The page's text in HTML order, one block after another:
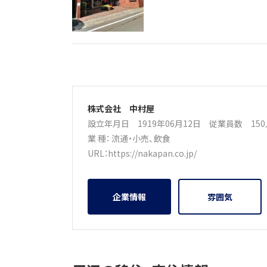
株式会社 中村屋
設立年月日 1919年06月12日 従業員数
業 種： 流通・小売、飲食
URL：https://nakapan.co.jp/
企業情報 雰囲気